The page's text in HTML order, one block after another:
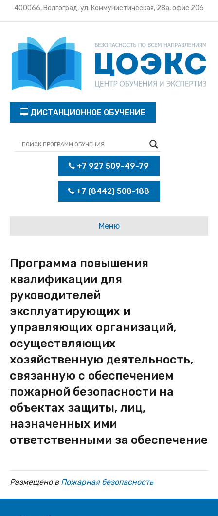
400066, Волгоград, ул. Коммунистическая, 28а, офис 206
ДИСТАНЦИОННОЕ ОБУЧЕНИЕ
+7 927 509-49-79
+7 (8442) 508-188
Меню
Программа повышения
квалификации для
руководителей
эксплуатирующих и
управляющих организаций,
осуществляющих
хозяйственную деятельность,
связанную с обеспечением
пожарной безопасности на
объектах защиты, лиц,
назначенных ими
ответственными за обеспечение
Размещено в Пожарная безопасность